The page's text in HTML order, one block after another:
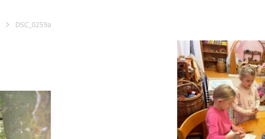
DSC_0259a